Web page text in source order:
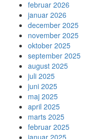
februar 2026
januar 2026
december 2025
november 2025
oktober 2025
september 2025
august 2025
juli 2025
juni 2025
maj 2025
april 2025
marts 2025
februar 2025
januar 2025